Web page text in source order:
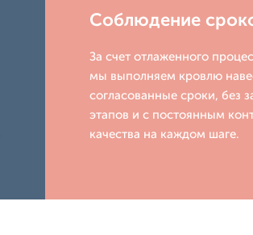
Соблюдение
За счет отлаженного
мы выполняем кровлю
согласованные сроки, без
этапов и с постоянным
качества на каждом шаге.